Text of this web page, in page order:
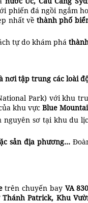
phiến đá ngồi ngắm
nhất vềthành phố
tự do khám phá
nơi tập trung các loài
Park) với khu
khu vực Blue
nguyên sơ tại khu du
sản địa phương…
trên chuyến bayVA 830
Thánh Patrick, Khu